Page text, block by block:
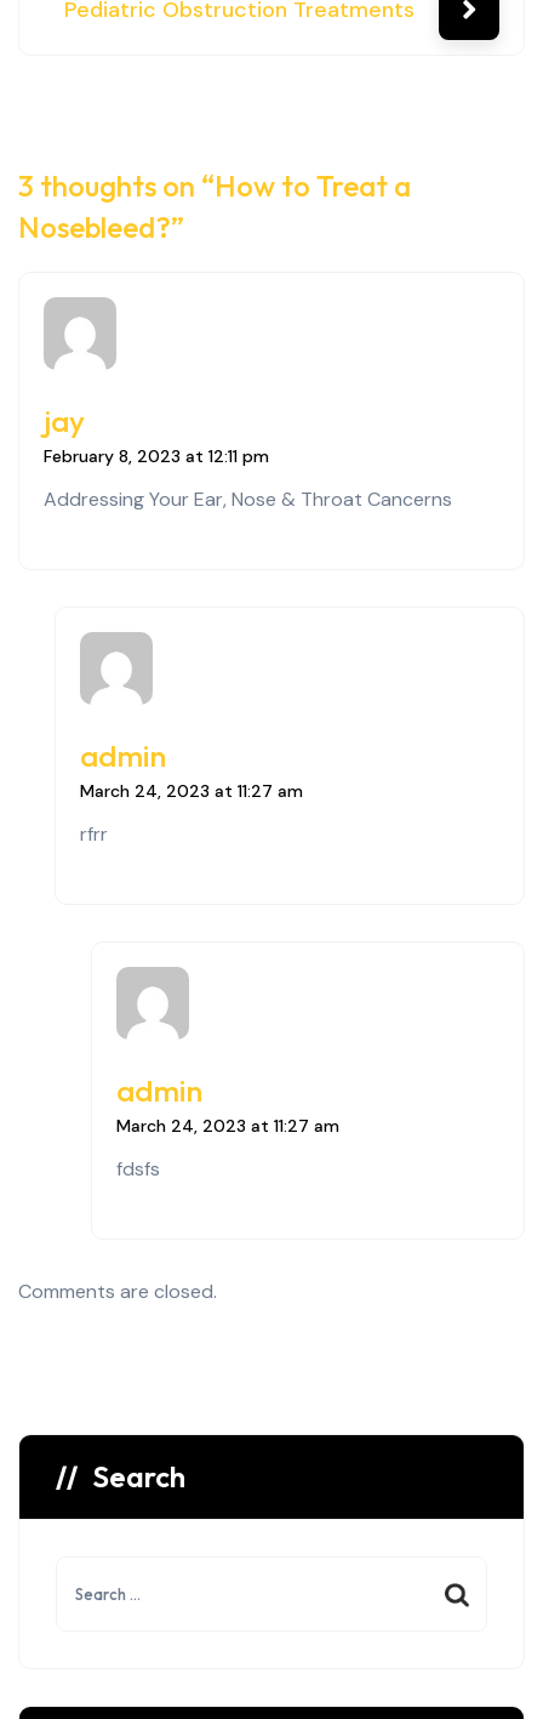
Pediatric Obstruction Treatments
3 thoughts on “How to Treat a
Nosebleed?”
jay
February 8, 2023 at 12:11 pm
Addressing Your Ear, Nose & Throat Cancerns
admin
March 24, 2023 at 11:27 am
rfrr
admin
March 24, 2023 at 11:27 am
fdsfs
Comments are closed.
Search